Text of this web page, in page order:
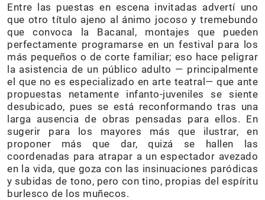
Entre las puestas en escena invitadas advertí uno
que otro título ajeno al ánimo jocoso y tremebundo
que convoca la Bacanal, montajes que pueden
perfectamente programarse en un festival para los
más pequeños o de corte familiar; eso hace peligrar
la asistencia de un público adulto — principalmente
el que no es especializado en arte teatral— que ante
propuestas netamente infanto-juveniles se siente
desubicado, pues se está reconformando tras una
larga ausencia de obras pensadas para ellos. En
sugerir para los mayores más que ilustrar, en
proponer más que dar, quizá se hallen las
coordenadas para atrapar a un espectador avezado
en la vida, que goza con las insinuaciones paródicas
y subidas de tono, pero con tino, propias del espíritu
burlesco de los muñecos.